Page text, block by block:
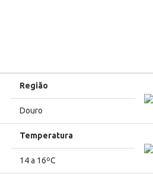
Região
Douro
Temperatura
14 a 16ºC